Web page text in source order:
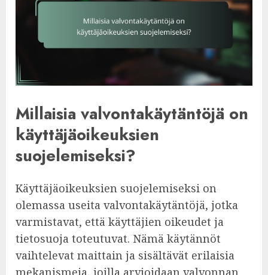
Millaisia valvontakäytäntöjä on
käyttäjäoikeuksien
suojelemiseksi?
Käyttäjäoikeuksien suojelemiseksi on
olemassa useita valvontakäytäntöjä, jotka
varmistavat, että käyttäjien oikeudet ja
tietosuoja toteutuvat. Nämä käytännöt
vaihtelevat maittain ja sisältävät erilaisia
mekanismeja, joilla arvioidaan valvonnan